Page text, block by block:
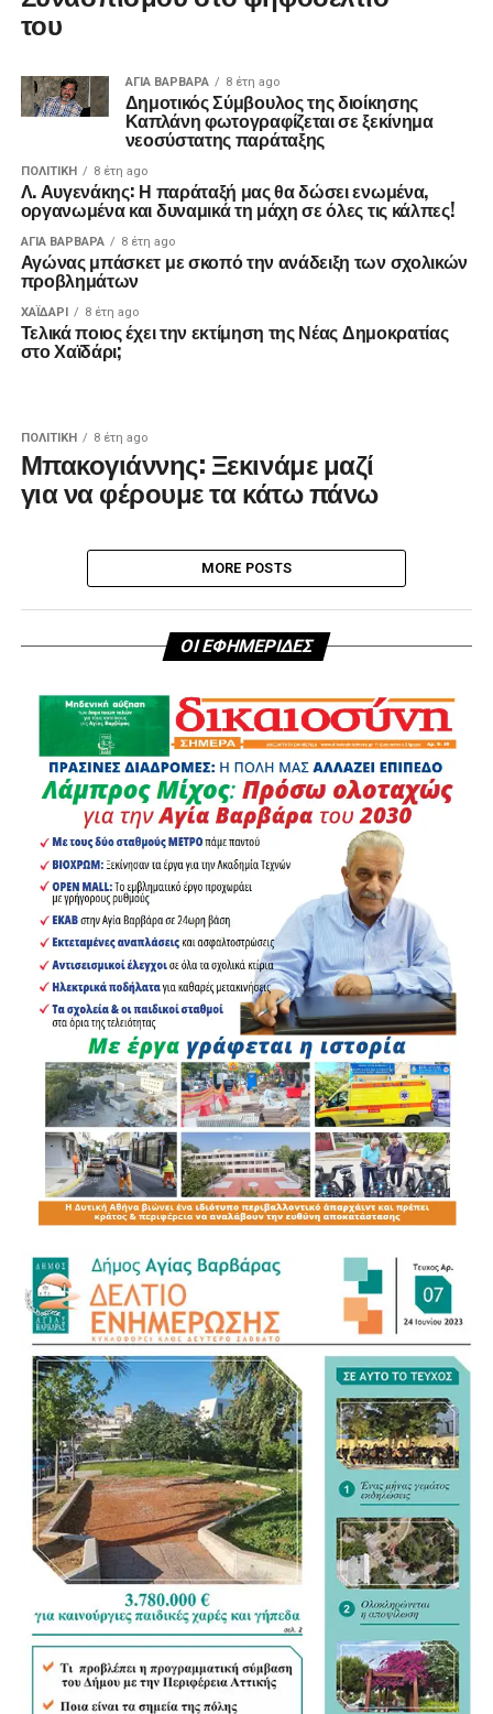
του
ΑΓΙΑ ΒΑΡΒΑΡΑ 8 έτη ago
Δημοτικός Σύμβουλος της διοίκησης
Καπλάνη φωτογραφίζεται σε ξεκίνημα
νεοσύστατης παράταξης
ΠΟΛΙΤΙΚΉ 8 έτη ago
Λ. Αυγενάκης: Η παράταξή μας θα δώσει ενωμένα,
οργανωμένα και δυναμικά τη μάχη σε όλες τις κάλπες!
ΑΓΙΑ ΒΑΡΒΑΡΑ 8 έτη ago
Αγώνας μπάσκετ με σκοπό την ανάδειξη των σχολικών
προβλημάτων
ΧΑΪΔΑΡΙ 8 έτη ago
Τελικά ποιος έχει την εκτίμηση της Νέας Δημοκρατίας
στο Χαϊδάρι;
ΠΟΛΙΤΙΚΉ 8 έτη ago
Μπακογιάννης: Ξεκινάμε μαζί
για να φέρουμε τα κάτω πάνω
MORE POSTS
ΟΙ ΕΦΗΜΕΡΙΔΕΣ